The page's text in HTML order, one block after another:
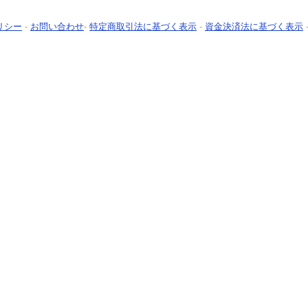
シー - お問い合わせ- 特定商取引法に基づく表示 - 資金決済法に基づく表示 -